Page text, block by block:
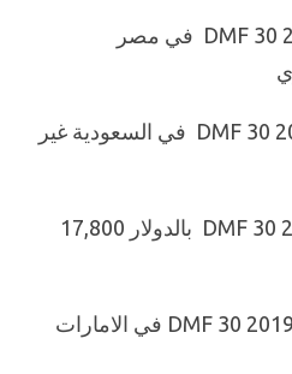
تأتى أسعار سيارات DMF 30 2019 في مصر
كما يأتي سعر سيارة DMF 30 2019 في السعودية غير
اما أسعار السيارات DMF 30 2019 بالدولار 17,800
كما تأتى سعر السيارات DMF 30 2019 في الامارات